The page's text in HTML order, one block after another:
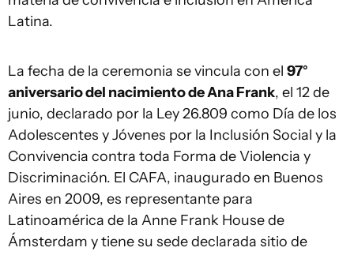
Latina.
La fecha de la ceremonia se vincula con el 97°
aniversario del nacimiento de Ana Frank, el 12 de
junio, declarado por la Ley 26.809 como Día de los
Adolescentes y Jóvenes por la Inclusión Social y la
Convivencia contra toda Forma de Violencia y
Discriminación. El CAFA, inaugurado en Buenos
Aires en 2009, es representante para
Latinoamérica de la Anne Frank House de
Ámsterdam y tiene su sede declarada sitio de